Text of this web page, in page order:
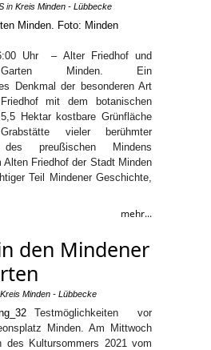
in Kreis Minden - Lübbecke
Uhr – Alter Friedhof und
Garten Minden. Ein
Denkmal der besonderen Art
mit dem botanischen
Hektar kostbare Grünfläche
vieler berühmter
des preußischen Mindens
Alten Friedhof der Stadt Minden
Teil Mindener Geschichte,
mehr...
den Mindener
Kreis Minden - Lübbecke
Testmöglichkeiten vor
Minden. Am Mittwoch
des Kultursommers 2021 vom